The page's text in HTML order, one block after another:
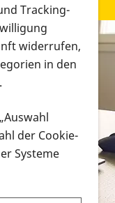
Tracking-
widerrufen,
in den
der Cookie-
Systeme